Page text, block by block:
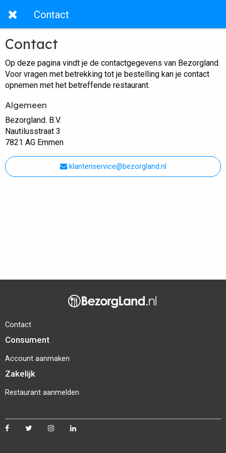
Contact
Contact
Op deze pagina vindt je de contactgegevens van Bezorgland.
Voor vragen met betrekking tot je bestelling kan je contact
opnemen met het betreffende restaurant.
Algemeen
Bezorgland. B.V.
Nautilusstraat 3
7821 AG Emmen
klantenservice@bezorgland.nl
Contact
Consument
Account aanmaken
Zakelijk
Restaurant aanmelden